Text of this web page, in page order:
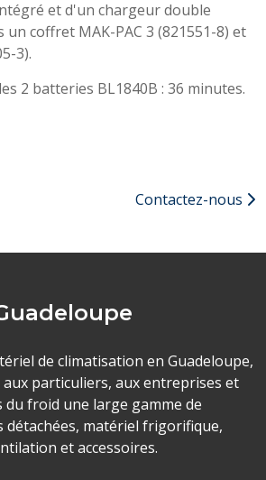
et d'un chargeur double
un coffret MAK-PAC 3 (821551-8) et
3).
2 batteries BL1840B : 36 minutes.
Contactez-nous
de climatisation en Guadeloupe,
aux particuliers, aux entreprises et
froid une large gamme de
détachées, matériel frigorifique,
et accessoires.